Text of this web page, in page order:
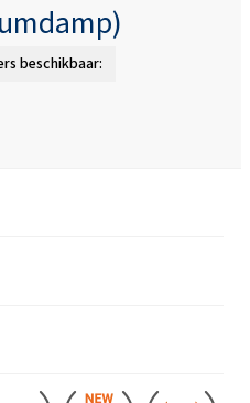
beschikbaar: